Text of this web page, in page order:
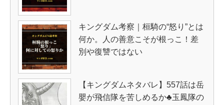
キングダム考察｜桓騎の“怒り”とは
何か。人の善意こそが根っこ！差
別や復讐ではない
【キングダムネタバレ】557話は岳
嬰が飛信隊を苦しめるか♣玉鳳隊の